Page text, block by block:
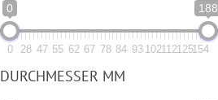
0 188
0 28 47 55 62 67 78 84 93 102112125154
DURCHMESSER MM